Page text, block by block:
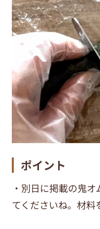
ポイント
・別日に掲載の鬼
てくださいね。材料